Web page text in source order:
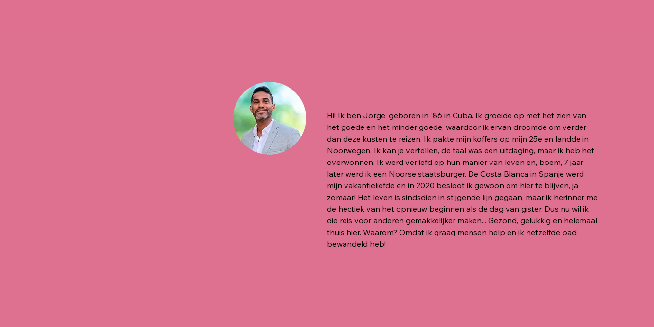
Hi! Ik ben Jorge, geboren in '86 in Cuba. Ik groeide op met het zien van
het goede en het minder goede, waardoor ik ervan droomde om verder
dan deze kusten te reizen. Ik pakte mijn koffers op mijn 25e en landde in
Noorwegen. Ik kan je vertellen, de taal was een uitdaging, maar ik heb het
overwonnen. Ik werd verliefd op hun manier van leven en, boem, 7 jaar
later werd ik een Noorse staatsburger. De Costa Blanca in Spanje werd
mijn vakantieliefde en in 2020 besloot ik gewoon om hier te blijven, ja,
zomaar! Het leven is sindsdien in stijgende lijn gegaan, maar ik herinner me
de hectiek van het opnieuw beginnen als de dag van gister. Dus nu wil ik
die reis voor anderen gemakkelijker maken... Gezond, gelukkig en helemaal
thuis hier. Waarom? Omdat ik graag mensen help en ik hetzelfde pad
bewandeld heb!